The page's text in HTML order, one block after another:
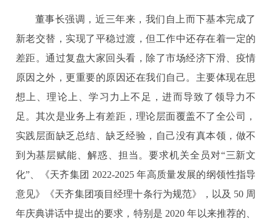
董事长强调，近三年来，我们自上而下基本完成了
新老交替，实现了平稳过渡，但工作中还存在着一定的
差距。通过复盘大家回头看，除了市场经济下滑、疫情
原因之外，更重要的原因还在我们自己。主要体现在思
想上、理论上、学习力上不足，进而导致了领导力不
足。其次是业务上有差距，理论层面覆盖不了全公司，
实践层面缺乏总结、缺乏经验，自己没有真本领，做不
到为基层赋能、解惑、担当。要求机关全员对“三新文
化”、《天齐集团 2022-2025 年高质量发展的纲领性指导
意见》《天齐集团项目经理十条行为规范》，以及 50 周
年庆典讲话中提出的要求，特别是 2020 年以来推荐的、